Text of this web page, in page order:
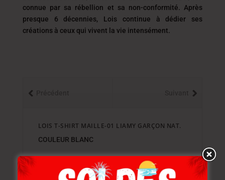
connue par sa rébellion et sa non-conformité. Après
presque 6 décennies, Lois continue à dédier ses
créations à ceux qui vivent la vie intensément.
LOIS T-SHIRT MAILLE-01 LIAMY GARÇON NAT.
COULEUR BLANC